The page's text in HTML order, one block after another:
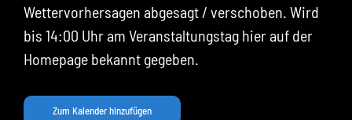
Wettervorhersagen abgesagt / verschoben. Wird
bis 14:00 Uhr am Veranstaltungstag hier auf der
Homepage bekannt gegeben.
Zum Kalender hinzufügen